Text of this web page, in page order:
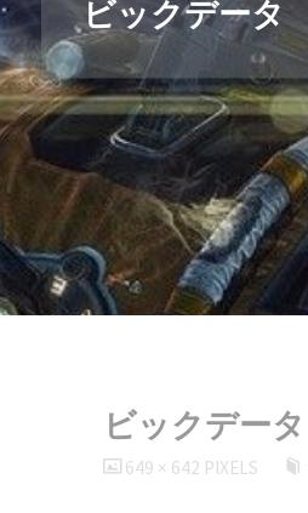
ビックデータ
ビックデータ
FULL649 × 642 PIXELS